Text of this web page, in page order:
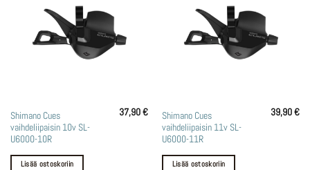
Shimano Cues
vaihdeliipaisin 10v SL-
U6000-10R
37,90€
Lisää ostoskoriin
Shimano Cues
vaihdeliipaisin 11v SL-
U6000-11R
39,90€
Lisää ostoskoriin